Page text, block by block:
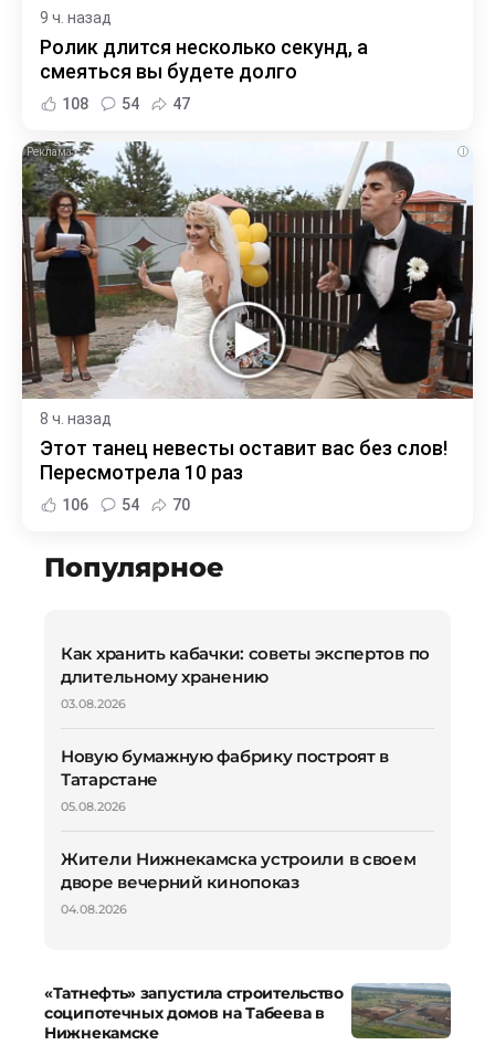
9 ч. назад
Ролик длится несколько секунд, а
смеяться вы будете долго
108 54 47
i
8 ч. назад
Этот танец невесты оставит вас без слов!
Пересмотрела 10 раз
106 54 70
Популярное
Как хранить кабачки: советы экспертов по
длительному хранению
03.08.2026
Новую бумажную фабрику построят в
Татарстане
05.08.2026
Жители Нижнекамска устроили в своем
дворе вечерний кинопоказ
04.08.2026
«Татнефть» запустила строительство
соципотечных домов на Табеева в
Нижнекамске